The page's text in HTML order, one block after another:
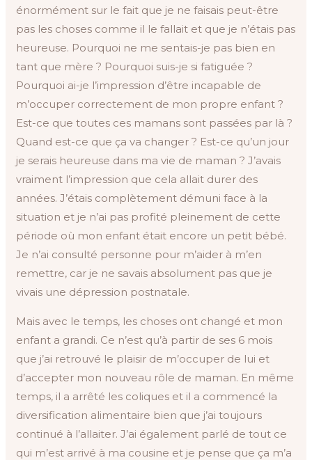
énormément sur le fait que je ne faisais peut-être
pas les choses comme il le fallait et que je n’étais pas
heureuse. Pourquoi ne me sentais-je pas bien en
tant que mère ? Pourquoi suis-je si fatiguée ?
Pourquoi ai-je l’impression d’être incapable de
m’occuper correctement de mon propre enfant ?
Est-ce que toutes ces mamans sont passées par là ?
Quand est-ce que ça va changer ? Est-ce qu’un jour
je serais heureuse dans ma vie de maman ? J’avais
vraiment l’impression que cela allait durer des
années. J’étais complètement démuni face à la
situation et je n’ai pas profité pleinement de cette
période où mon enfant était encore un petit bébé.
Je n’ai consulté personne pour m’aider à m’en
remettre, car je ne savais absolument pas que je
vivais une dépression postnatale.
Mais avec le temps, les choses ont changé et mon
enfant a grandi. Ce n’est qu’à partir de ses 6 mois
que j’ai retrouvé le plaisir de m’occuper de lui et
d’accepter mon nouveau rôle de maman. En même
temps, il a arrêté les coliques et il a commencé la
diversification alimentaire bien que j’ai toujours
continué à l’allaiter. J’ai également parlé de tout ce
qui m’est arrivé à ma cousine et je pense que ça m’a